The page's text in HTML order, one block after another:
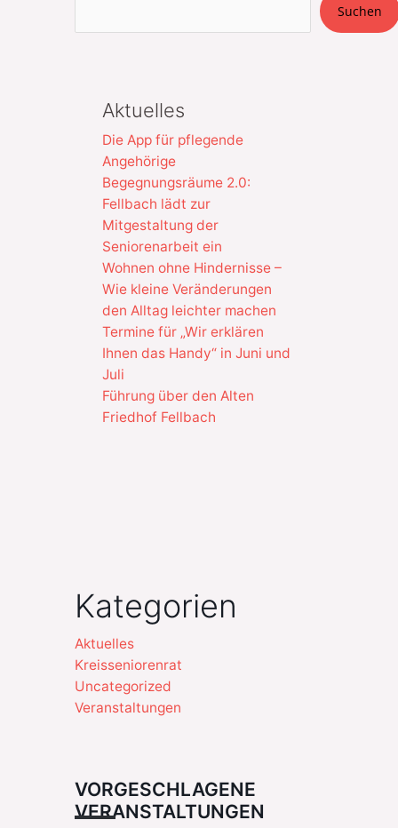
Suchen
Aktuelles
Die App für pflegende
Angehörige
Begegnungsräume 2.0:
Fellbach lädt zur
Mitgestaltung der
Seniorenarbeit ein
Wohnen ohne Hindernisse –
Wie kleine Veränderungen
den Alltag leichter machen
Termine für „Wir erklären
Ihnen das Handy“ in Juni und
Juli
Führung über den Alten
Friedhof Fellbach
Kategorien
Aktuelles
Kreisseniorenrat
Uncategorized
Veranstaltungen
VORGESCHLAGENE
VERANSTALTUNGEN